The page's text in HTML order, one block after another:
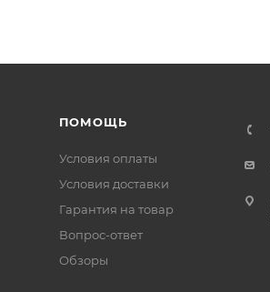
ПОМОЩЬ
Условия оплаты
Условия доставки
Гарантия на товар
Вопрос-ответ
Обзоры